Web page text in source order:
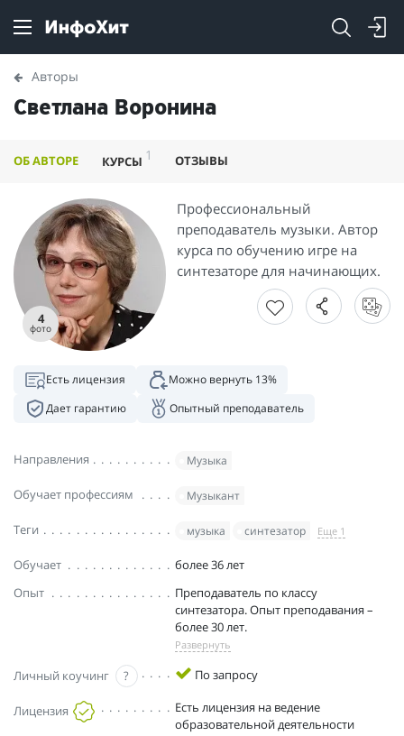
Авторы
Светлана Воронина
ОБ АВТОРЕ КУРСЫ 1 ОТЗЫВЫ
4
фото
Профессиональный
преподаватель музыки. Автор
курса по обучению игре на
синтезаторе для начинающих.
Есть лицензия
Можно вернуть 13%
Дает гарантию
Опытный преподаватель
Направления Музыка
Обучает профессиям Музыкант
Теги музыка синтезатор Еще 1
Обучает
более 36 лет
Опыт
Преподаватель по классу
синтезатора. Опыт преподавания –
более 30 лет.
Развернуть
Личный коучинг ? По запросу
Лицензия
Есть лицензия на ведение
образовательной деятельности